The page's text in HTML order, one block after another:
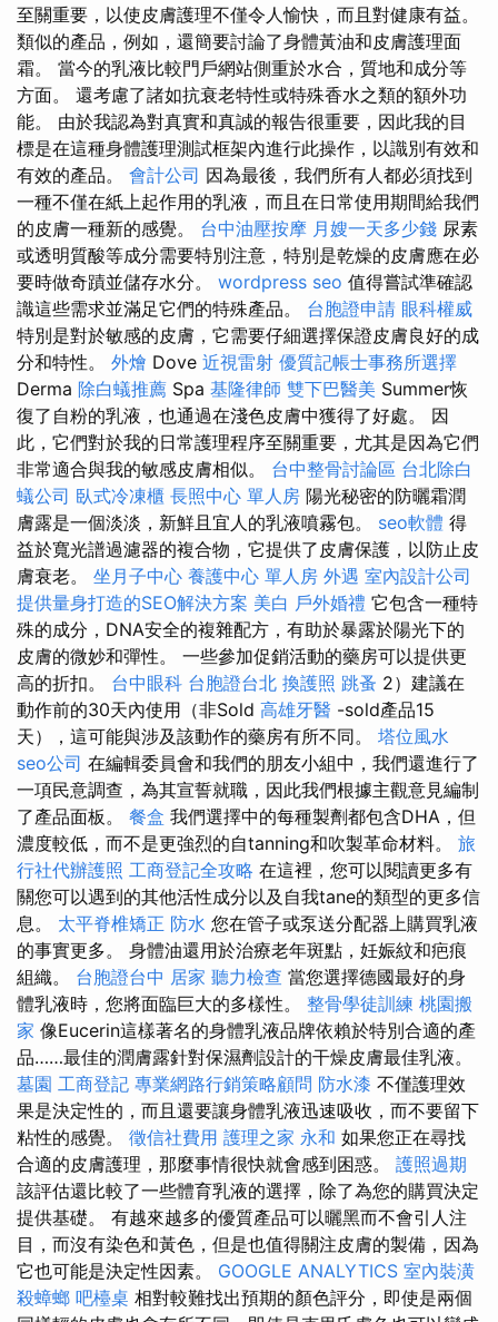
至關重要，以使皮膚護理不僅令人愉快，而且對健康有益。
類似的產品，例如，還簡要討論了身體黃油和皮膚護理面
霜。 當今的乳液比較門戶網站側重於水合，質地和成分等
方面。 還考慮了諸如抗衰老特性或特殊香水之類的額外功
能。 由於我認為對真實和真誠的報告很重要，因此我的目
標是在這種身體護理測試框架內進行此操作，以識別有效和
有效的產品。 會計公司 因為最後，我們所有人都必須找到
一種不僅在紙上起作用的乳液，而且在日常使用期間給我們
的皮膚一種新的感覺。 台中油壓按摩 月嫂一天多少錢 尿素
或透明質酸等成分需要特別注意，特別是乾燥的皮膚應在必
要時做奇蹟並儲存水分。 wordpress seo 值得嘗試準確認
識這些需求並滿足它們的特殊產品。 台胞證申請 眼科權威
特別是對於敏感的皮膚，它需要仔細選擇保證皮膚良好的成
分和特性。 外燴 Dove 近視雷射 優質記帳士事務所選擇
Derma 除白蟻推薦 Spa 基隆律師 雙下巴醫美 Summer恢
復了自粉的乳液，也通過在淺色皮膚中獲得了好處。 因
此，它們對於我的日常護理程序至關重要，尤其是因為它們
非常適合與我的敏感皮膚相似。 台中整骨討論區 台北除白
蟻公司 臥式冷凍櫃 長照中心 單人房 陽光秘密的防曬霜潤
膚露是一個淡淡，新鮮且宜人的乳液噴霧包。 seo軟體 得
益於寬光譜過濾器的複合物，它提供了皮膚保護，以防止皮
膚衰老。 坐月子中心 養護中心 單人房 外遇 室內設計公司
提供量身打造的SEO解決方案 美白 戶外婚禮 它包含一種特
殊的成分，DNA安全的複雜配方，有助於暴露於陽光下的
皮膚的微妙和彈性。 一些參加促銷活動的藥房可以提供更
高的折扣。 台中眼科 台胞證台北 換護照 跳蚤 2）建議在
動作前的30天內使用（非Sold 高雄牙醫 -sold產品15
天），這可能與涉及該動作的藥房有所不同。 塔位風水
seo公司 在編輯委員會和我們的朋友小組中，我們還進行了
一項民意調查，為其宣誓就職，因此我們根據主觀意見編制
了產品面板。 餐盒 我們選擇中的每種製劑都包含DHA，但
濃度較低，而不是更強烈的自tanning和吹製革命材料。 旅
行社代辦護照 工商登記全攻略 在這裡，您可以閱讀更多有
關您可以遇到的其他活性成分以及自我tane的類型的更多信
息。 太平脊椎矯正 防水 您在管子或泵送分配器上購買乳液
的事實更多。 身體油還用於治療老年斑點，妊娠紋和疤痕
組織。 台胞證台中 居家 聽力檢查 當您選擇德國最好的身
體乳液時，您將面臨巨大的多樣性。 整骨學徒訓練 桃園搬
家 像Eucerin這樣著名的身體乳液品牌依賴於特別合適的產
品……最佳的潤膚露針對保濕劑設計的干燥皮膚最佳乳液。
墓園 工商登記 專業網路行銷策略顧問 防水漆 不僅護理效
果是決定性的，而且還要讓身體乳液迅速吸收，而不要留下
粘性的感覺。 徵信社費用 護理之家 永和 如果您正在尋找
合適的皮膚護理，那麼事情很快就會感到困惑。 護照過期
該評估還比較了一些體育乳液的選擇，除了為您的購買決定
提供基礎。 有越來越多的優質產品可以曬黑而不會引人注
目，而沒有染色和黃色，但是也值得關注皮膚的製備，因為
它也可能是決定性因素。 GOOGLE ANALYTICS 室內裝潢
殺蟑螂 吧檯桌 相對較難找出預期的顏色評分，即使是兩個